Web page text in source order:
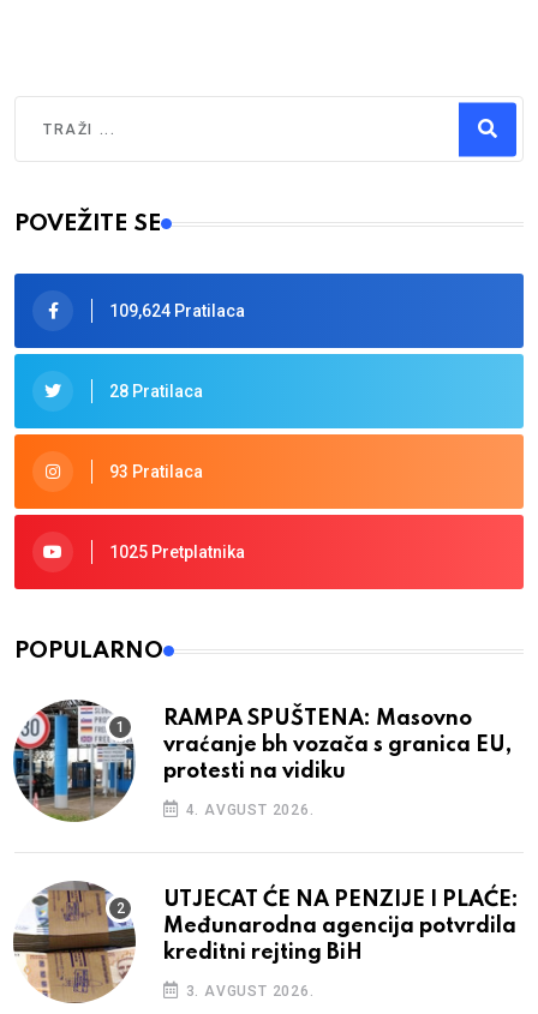
Type 2 or more characters for results.
POVEŽITE SE
109,624 Pratilaca
28 Pratilaca
93 Pratilaca
1025 Pretplatnika
POPULARNO
RAMPA SPUŠTENA: Masovno
vraćanje bh vozača s granica EU,
protesti na vidiku
4. AVGUST 2026.
UTJECAT ĆE NA PENZIJE I PLAĆE:
Međunarodna agencija potvrdila
kreditni rejting BiH
3. AVGUST 2026.